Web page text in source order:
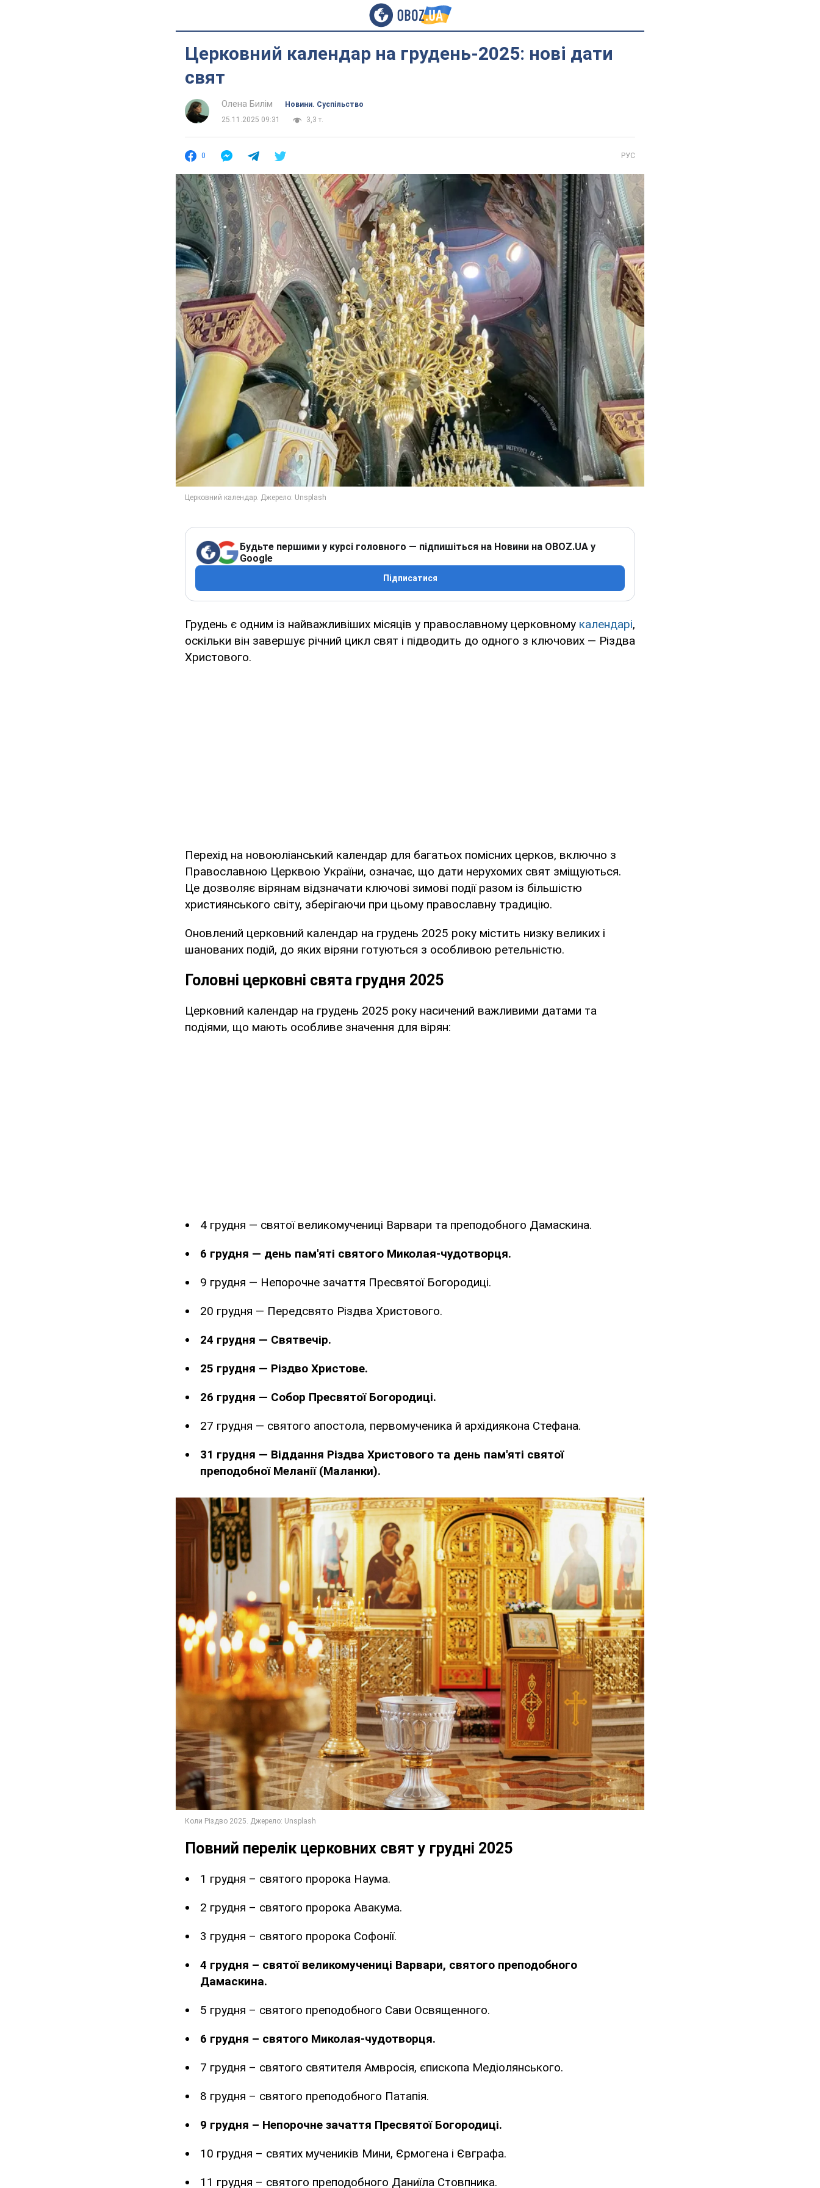
Церковний календар на грудень-2025: нові дати
свят
Олена Билім
Новини. Суспільство
25.11.2025 09:31
3,3 т.
0 РУС
Будьте першими у курсі головного — підпишіться на Новини на OBOZ.UA у
Google
Підписатися
Грудень є одним із найважливіших місяців у православному церковному календарі,
оскільки він завершує річний цикл свят і підводить до одного з ключових — Різдва
Христового.
Перехід на новоюліанський календар для багатьох помісних церков, включно з
Православною Церквою України, означає, що дати нерухомих свят зміщуються.
Це дозволяє вірянам відзначати ключові зимові події разом із більшістю
християнського світу, зберігаючи при цьому православну традицію.
Оновлений церковний календар на грудень 2025 року містить низку великих і
шанованих подій, до яких віряни готуються з особливою ретельністю.
Головні церковні свята грудня 2025
Церковний календар на грудень 2025 року насичений важливими датами та
подіями, що мають особливе значення для вірян:
4 грудня — святої великомучениці Варвари та преподобного Дамаскина.
6 грудня — день пам'яті святого Миколая-чудотворця.
9 грудня — Непорочне зачаття Пресвятої Богородиці.
20 грудня — Передсвято Різдва Христового.
24 грудня — Святвечір.
25 грудня — Різдво Христове.
26 грудня — Собор Пресвятої Богородиці.
27 грудня — святого апостола, первомученика й архідиякона Стефана.
31 грудня — Віддання Різдва Христового та день пам'яті святої
преподобної Меланії (Маланки).
Повний перелік церковних свят у грудні 2025
1 грудня – святого пророка Наума.
2 грудня – святого пророка Авакума.
3 грудня – святого пророка Софонії.
4 грудня – святої великомучениці Варвари, святого преподобного
Дамаскина.
5 грудня – святого преподобного Сави Освященного.
6 грудня – святого Миколая-чудотворця.
7 грудня – святого святителя Амвросія, єпископа Медіолянського.
8 грудня – святого преподобного Патапія.
9 грудня – Непорочне зачаття Пресвятої Богородиці.
10 грудня – святих мучеників Мини, Єрмогена і Євграфа.
11 грудня – святого преподобного Даниїла Стовпника.